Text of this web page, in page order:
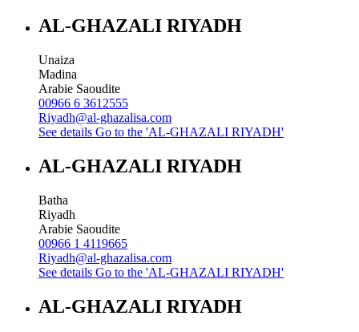
AL-GHAZALI RIYADH
Unaiza
Madina
Arabie Saoudite
00966 6 3612555
Riyadh@al-ghazalisa.com
See details Go to the 'AL-GHAZALI RIYADH'
AL-GHAZALI RIYADH
Batha
Riyadh
Arabie Saoudite
00966 1 4119665
Riyadh@al-ghazalisa.com
See details Go to the 'AL-GHAZALI RIYADH'
AL-GHAZALI RIYADH